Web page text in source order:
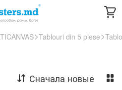
Tablouri din 5 piese
Сначала новые